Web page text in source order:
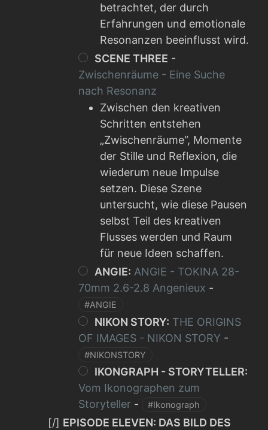
betrachtet, der durch
Erfahrungen und emotionale
Resonanzen beeinflusst wird.
SCENE THREE -
Zwischenräume - Eine Suche
nach Resonanz
Zwischen den kreativen
Schritten entstehen
„Zwischenräume“, Momente
der Stille und Reflexion, die
wiederum neue Impulse
setzen. Diese Szene
untersucht, wie diese Pausen
selbst Teil des kreativen
Flusses werden und Raum
für neue Ideen schaffen.
ANGIE: ANGIE - TOKINA 28-
70mm 2.6-2.8 Angenieux -
#ANGIE
NIKON STORY: THE ORIGINS
OF IMAGES - NIKON STORY -
#NIKONSTORY
IKONGRAPH - STORYTELLER:
Vom Ikonographen zum
Storyteller - #Ikonograph
[/] EPISODE ELEVEN: DAS BILD DES